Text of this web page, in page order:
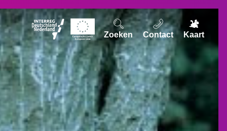
Zoeken Contact Kaart